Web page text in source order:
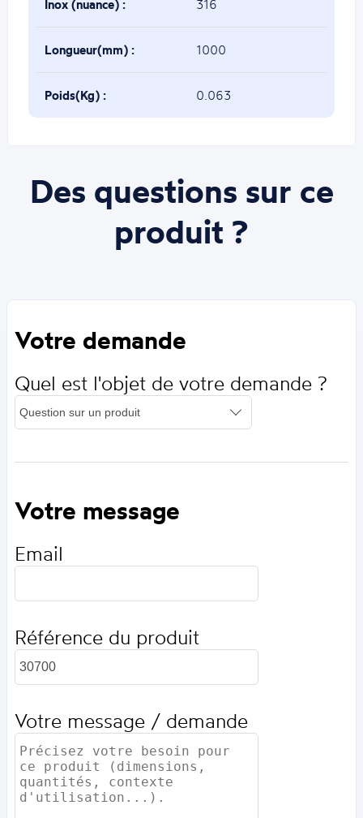
Inox (nuance) : 316
Longueur(mm) : 1000
Poids(Kg) : 0.063
Des questions sur ce
produit ?
Votre demande
Quel est l'objet de votre demande ?
Votre message
Email
Référence du produit
Votre message / demande